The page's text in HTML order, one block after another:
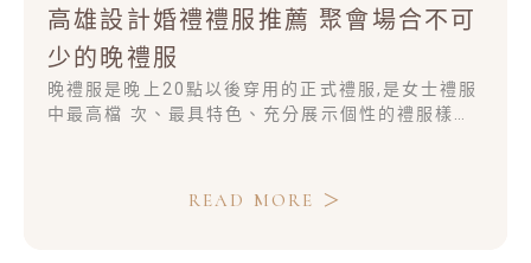
高雄設計婚禮禮服推薦 聚會場合不可
少的晚禮服
晚禮服是晚上20點以後穿用的正式禮服,是女士禮服
中最高檔 次、最具特色、充分展示個性的禮服樣
後穿用的正式禮服,是女士禮服中最高檔 次、最具特
READ MORE ＞